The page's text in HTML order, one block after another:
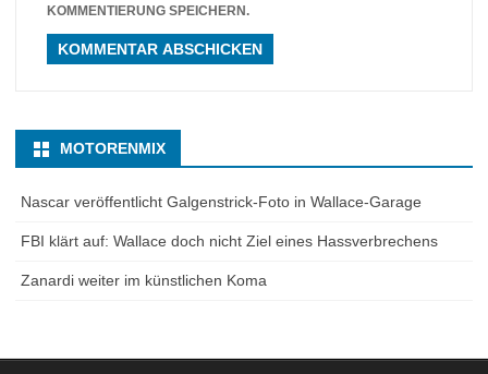
KOMMENTIERUNG SPEICHERN.
MOTORENMIX
Nascar veröffentlicht Galgenstrick-Foto in Wallace-Garage
FBI klärt auf: Wallace doch nicht Ziel eines Hassverbrechens
Zanardi weiter im künstlichen Koma